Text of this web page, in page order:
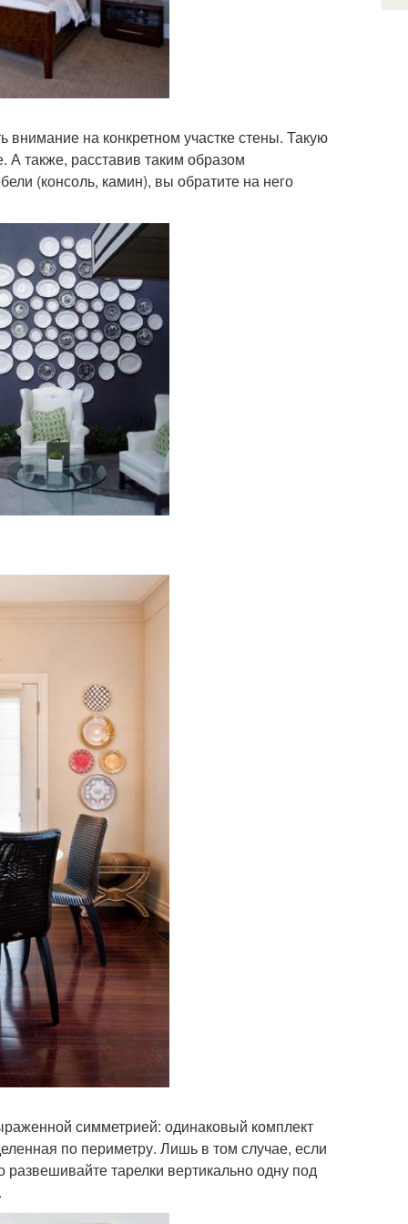
на конкретном участке стены. Такую
А также, расставив таким образом
(консоль, камин), вы обратите на него
симметрией: одинаковый комплект
по периметру. Лишь в том случае, если
тарелки вертикально одну под